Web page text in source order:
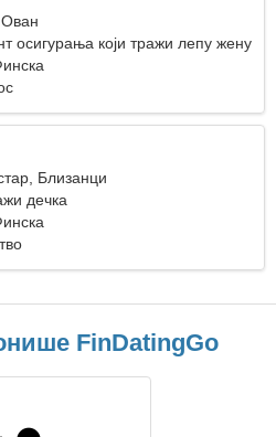
осигурања који тражи лепу жену
Близанци
дечка
FinDatingGo